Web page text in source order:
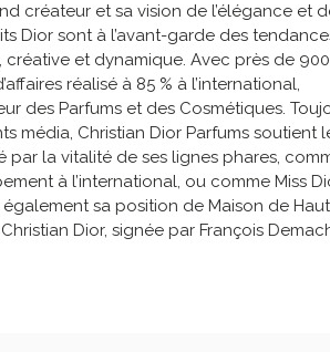
créateur et sa vision de l’élégance et
Dior sont à l’avant-garde des
et dynamique. Avec près de
réalisé à 85 % à l’international,
des Parfums et des Cosmétiques.
média, Christian Dior Parfums soutient
par la vitalité de ses lignes phares,
à l’international, ou comme Miss
sa position de Maison de
Dior, signée par François